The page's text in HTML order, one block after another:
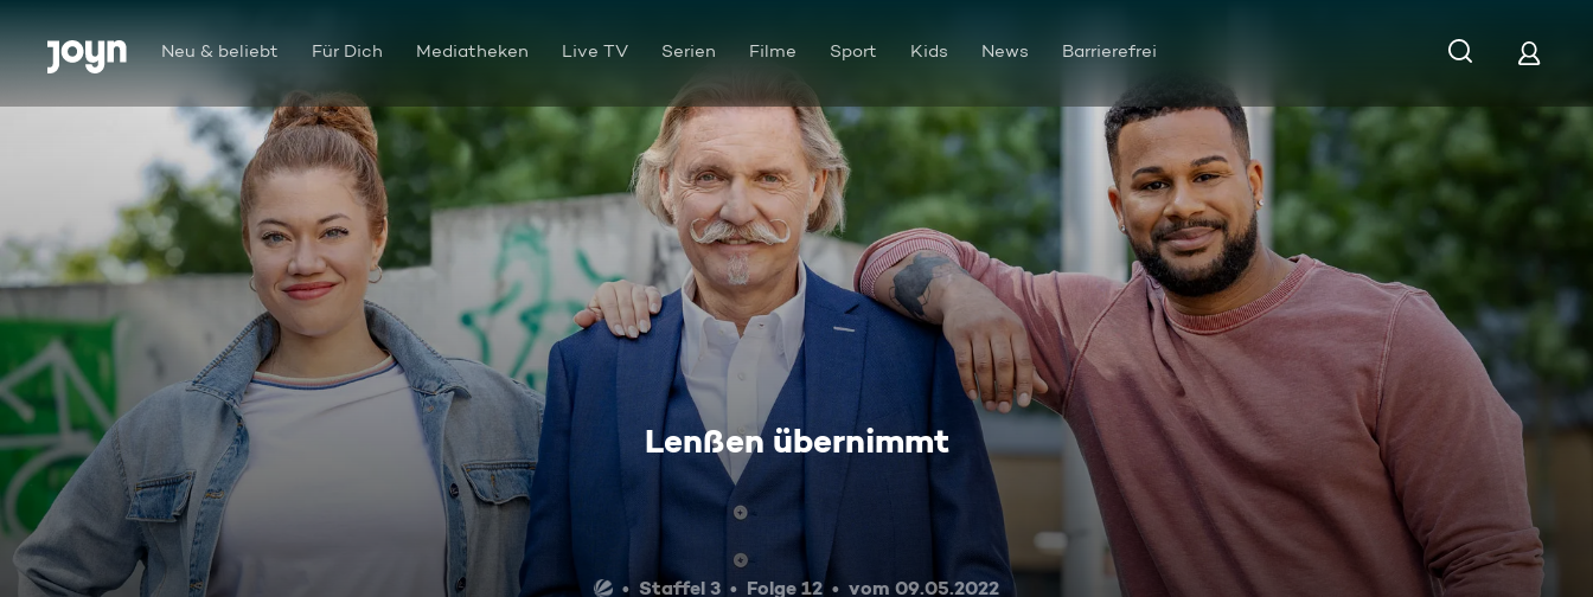
Zum Inhalt springen
Barrierefrei Neu & beliebt Für Dich Mediatheken Live TV Serien Filme Sport Kids News Barrierefrei
Lenßen übernimmt
Staffel 3 Folge 12 vom 09.05.2022